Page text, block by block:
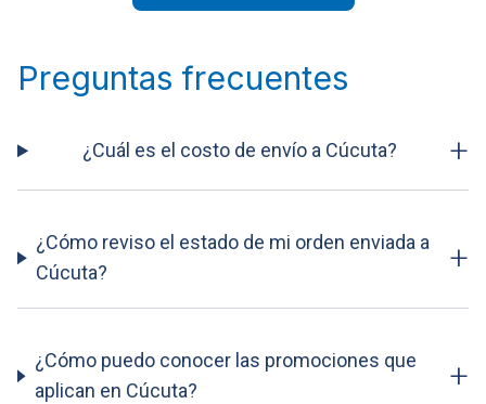
Preguntas frecuentes
¿Cuál es el costo de envío a Cúcuta? +
¿Cómo reviso el estado de mi orden enviada a
Cúcuta?
+
¿Cómo puedo conocer las promociones que
aplican en Cúcuta?
+